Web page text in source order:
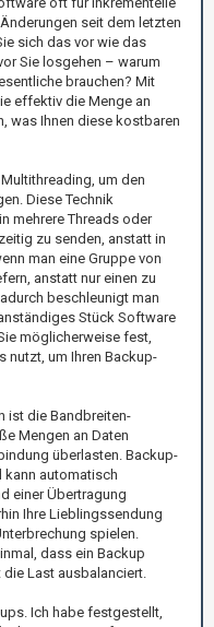
seit dem letzten
sich das vor wie das
Sie losgehen – warum
brauchen? Mit
effektiv die Menge an
was Ihnen diese kostbaren
um den
Diese Technik
mehrere Threads oder
zu senden, anstatt in
man eine Gruppe von
anstatt nur einen zu
beschleunigt man
Stück Software
möglicherweise fest,
nutzt, um Ihren Backup-
ist die Bandbreiten-
Mengen an Daten
überlasten. Backup-
kann automatisch
einer Übertragung
Ihre Lieblingssendung
spielen.
dass ein Backup
Last ausbalanciert.
Ich habe festgestellt,